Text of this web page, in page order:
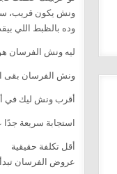
ونش يكون قريب،
وده بالظبط اللي
ليه ونش الفرسان هو
ونش الفرسان بقى
أقرب ونش ليك في
استجابة سريعة
أقل تكلفة حقيقية
عروض الفرسان تبدأ من 850 جنيه داخل